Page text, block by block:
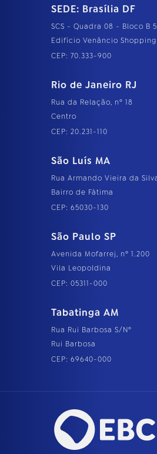
SEDE: Brasília DF
SCS - Quadra 08 - Bloco B
Edifício Venâncio Shopping
CEP: 70.333-900
Rio de Janeiro RJ
Rua da Relação, nº 18
Centro
CEP: 20.231-110
São Luís MA
Rua Armando Vieira da
Bairro de Fátima
CEP: 65030-130
São Paulo SP
Avenida Mofarrej, nº 1.200
Vila Leopoldina
CEP: 05311-000
Tabatinga AM
Rua Rui Barbosa S/Nº
Rui Barbosa
CEP: 69640-000